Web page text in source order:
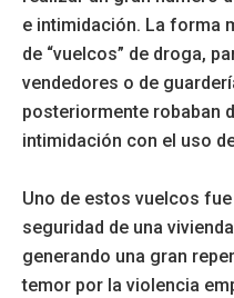
e intimidación. La forma
de “vuelcos” de droga,
vendedores o de
posteriormente robaban
intimidación con el uso
Uno de estos vuelcos
seguridad de una
generando una gran
temor por la violencia